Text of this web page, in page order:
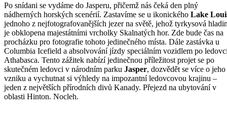
Po snídani se vydáme do Jasperu, přičemž nás čeká den plný
nádherných horských scenérií. Zastavíme se u ikonického Lake
jednoho z nejfotografovanějších jezer na světě, jehož tyrkysová
je obklopena majestátními vrcholky Skalnatých hor. Zde bude čas na
procházku pro fotografie tohoto jedinečného místa. Dále zastávka u
Columbia Icefield a absolvování jízdy speciálním vozidlem po
Athabasca. Tento zážitek nabízí jedinečnou příležitost projet se po
skutečném ledovci v národním parku Jasper, dozvědět se více o jeho
vzniku a vychutnat si výhledy na impozantní ledovcovou krajinu –
jeden z největších přírodních divů Kanady. Přejezd na ubytování v
oblasti Hinton. Nocleh.